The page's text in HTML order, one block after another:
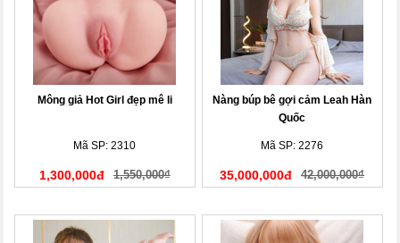
Mông giả Hot Girl đẹp mê li
Mã SP: 2310
1,300,000đ 1,550,000₫
Nàng búp bê gợi cảm Leah Hàn
Quốc
Mã SP: 2276
35,000,000đ 42,000,000₫